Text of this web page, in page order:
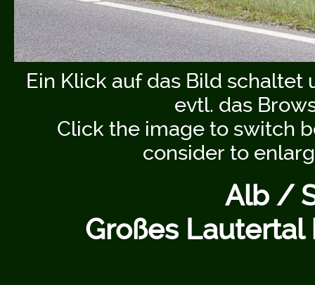
Ein Klick auf das Bild
evtl. das
Click the image to switch
consider to
Alb /
Großes